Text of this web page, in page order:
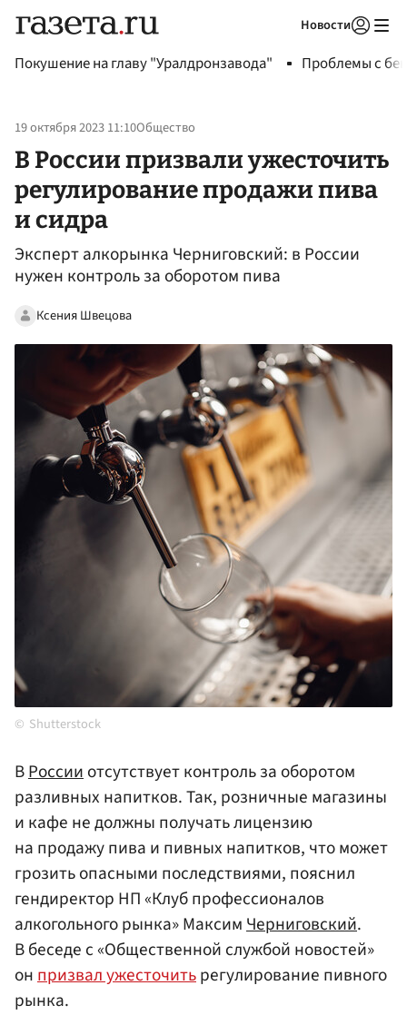
Новости
Покушение на главу "Уралдронзавода" Проблемы с
19 октября 2023 11:10Общество
В России призвали ужесточить
регулирование продажи пива
и сидра
Эксперт алкорынка Черниговский: в России
нужен контроль за оборотом пива
Ксения Швецова
Shutterstock
ВРоссииотсутствует контроль за оборотом
разливных напитков. Так, розничные магазины
и кафе не должны получать лицензию
на продажу пива и пивных напитков, что может
грозить опасными последствиями, пояснил
гендиректор НП «Клуб профессионалов
алкогольного рынка» МаксимЧерниговский.
В беседе с «Общественной службой новостей»
онпризвал ужесточитьрегулирование пивного
рынка.